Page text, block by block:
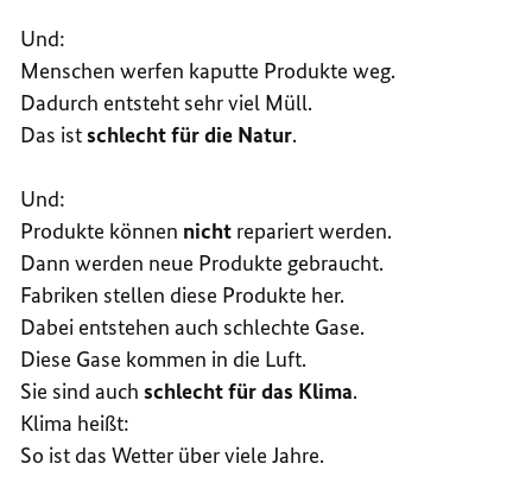
Und:
Menschen werfen kaputte Produkte weg.
Dadurch entsteht sehr viel Müll.
Das istschlecht für die Natur.
Und:
Produkte können nicht repariert werden.
Dann werden neue Produkte gebraucht.
Fabriken stellen diese Produkte her.
Dabei entstehen auch schlechte Gase.
Diese Gase kommen in die Luft.
Sie sind auchschlecht für das Klima.
Klima heißt:
So ist das Wetter über viele Jahre.